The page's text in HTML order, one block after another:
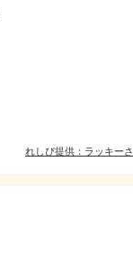
れしぴ提供：ラッキー